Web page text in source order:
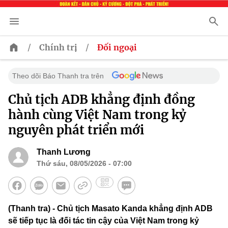
/ Chính trị / Đối ngoại
Theo dõi Báo Thanh tra trên
Chủ tịch ADB khẳng định đồng
hành cùng Việt Nam trong kỷ
nguyên phát triển mới
Thanh Lương
Thứ sáu, 08/05/2026 - 07:00
(Thanh tra) - Chủ tịch Masato Kanda khẳng định ADB
sẽ tiếp tục là đối tác tin cậy của Việt Nam trong kỷ